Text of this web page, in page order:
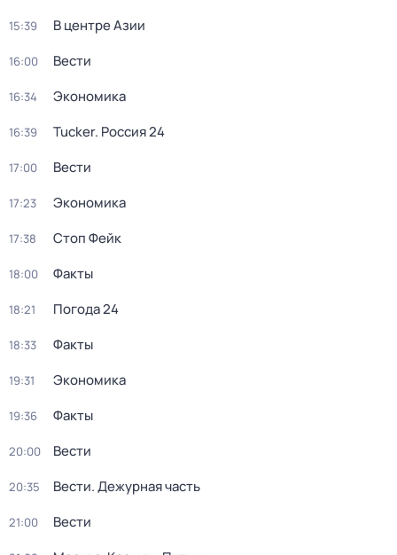
15:39 В центре Азии
16:00 Вести
16:34 Экономика
16:39 Tucker. Россия 24
17:00 Вести
17:23 Экономика
17:38 Стоп Фейк
18:00 Факты
18:21 Погода 24
18:33 Факты
19:31 Экономика
19:36 Факты
20:00 Вести
20:35 Вести. Дежурная часть
21:00 Вести